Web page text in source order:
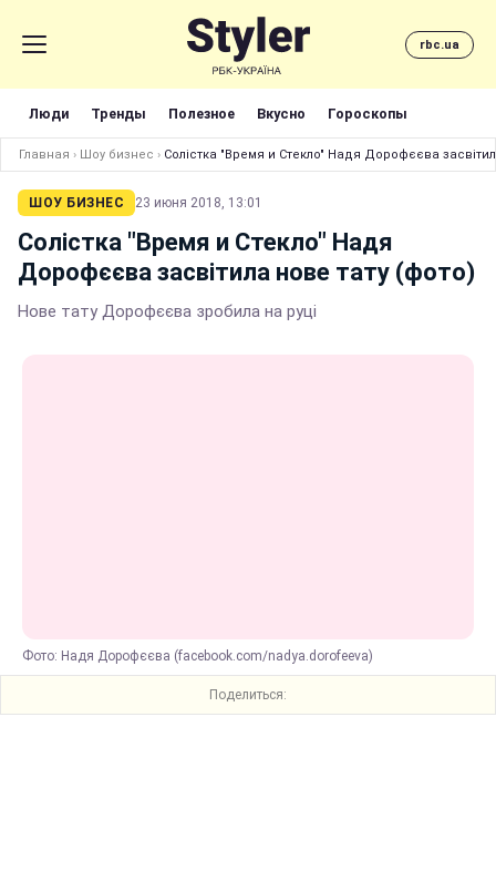
rbc.ua
Люди Тренды Полезное Вкусно Гороскопы
Главная › Шоу бизнес › Солістка "Время и Стекло" Надя Дорофєєва
ШОУ БИЗНЕС 23 июня 2018, 13:01
Солістка "Время и Стекло" Надя
Дорофєєва засвітила нове тату (фото)
Нове тату Дорофєєва зробила на руці
Фото: Надя Дорофєєва (facebook.com/nadya.dorofeeva)
Поделиться: